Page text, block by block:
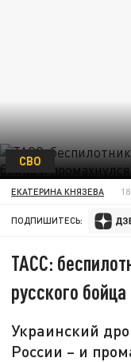
СВО
ЕКАТЕРИНА КНЯЗЕВА
ПОДПИШИТЕСЬ:
ТАСС:
русского
Украинский
России – и